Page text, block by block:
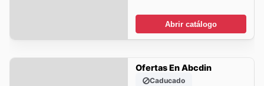
Abrir catálogo
Ofertas En Abcdin
Caducado